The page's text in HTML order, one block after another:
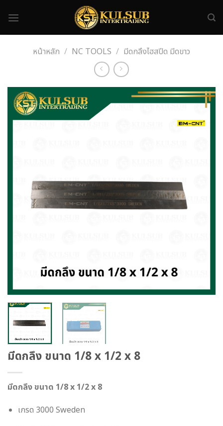
หน้าหลัก / NC TOOLS / มีดกลึงไฮสปีด มีดขาว
มีดกลึง ขนาด 1/8 x 1/2 x 8
มีดกลึง ขนาด 1/8 x 1/2 x 8
เกรด 3000 Sweden